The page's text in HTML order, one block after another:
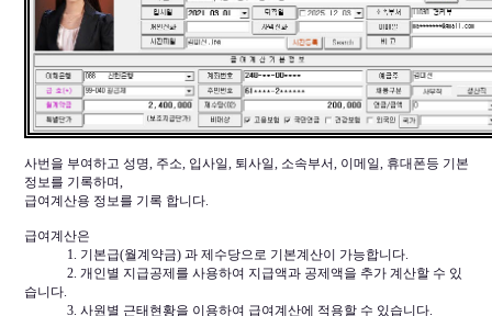
사번을 부여하고 성명, 주소, 입사일, 퇴사일, 소속부서, 이메일, 휴대폰등 기본
정보를 기록하며,
급여계산용 정보를 기록 합니다.
급여계산은
1. 기본급(월계약금) 과 제수당으로 기본계산이 가능합니다.
2. 개인별 지급공제를 사용하여 지급액과 공제액을 추가 계산할 수 있
습니다.
3. 사원별 근태현황을 이용하여 급여계산에 적용할 수 있습니다.